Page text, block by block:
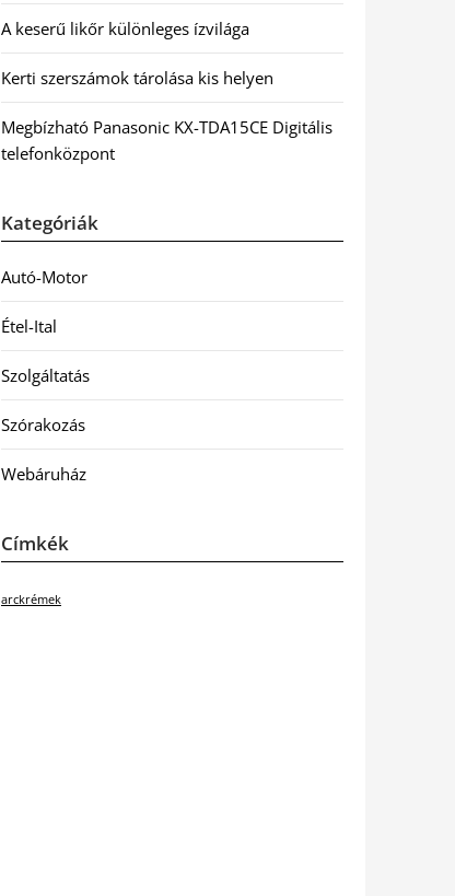
A keserű likőr különleges ízvilága
Kerti szerszámok tárolása kis helyen
Megbízható Panasonic KX-TDA15CE Digitális
telefonközpont
Kategóriák
Autó-Motor
Étel-Ital
Szolgáltatás
Szórakozás
Webáruház
Címkék
arckrémek